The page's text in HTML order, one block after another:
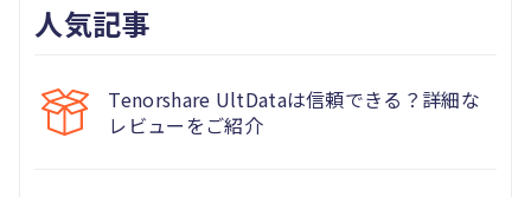
人気記事
Tenorshare UltDataは信頼できる？詳細な
レビューをご紹介